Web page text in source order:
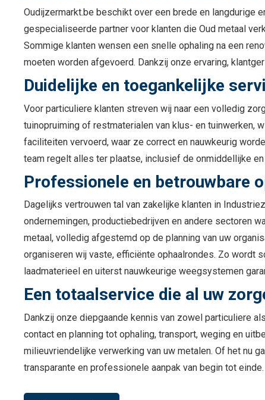
Oudijzermarkt.be beschikt over een brede en langdurige
gespecialiseerde partner voor klanten die Oud metaal
Sommige klanten wensen een snelle ophaling na een
moeten worden afgevoerd. Dankzij onze ervaring,
Duidelijke en toegankelijke
Voor particuliere klanten streven wij naar een volledig
tuinopruiming of restmaterialen van klus- en tuinwerken,
faciliteiten vervoerd, waar ze correct en nauwkeurig
team regelt alles ter plaatse, inclusief de onmiddellijke
Professionele en betrouwbare
Dagelijks vertrouwen tal van zakelijke klanten in
ondernemingen, productiebedrijven en andere sectoren
metaal, volledig afgestemd op de planning van uw
organiseren wij vaste, efficiënte ophaalrondes. Zo wordt
laadmaterieel en uiterst nauwkeurige weegsystemen
Een totaalservice die al uw
Dankzij onze diepgaande kennis van zowel particuliere
contact en planning tot ophaling, transport, weging en
milieuvriendelijke verwerking van uw metalen. Of het nu
transparante en professionele aanpak van begin tot einde.